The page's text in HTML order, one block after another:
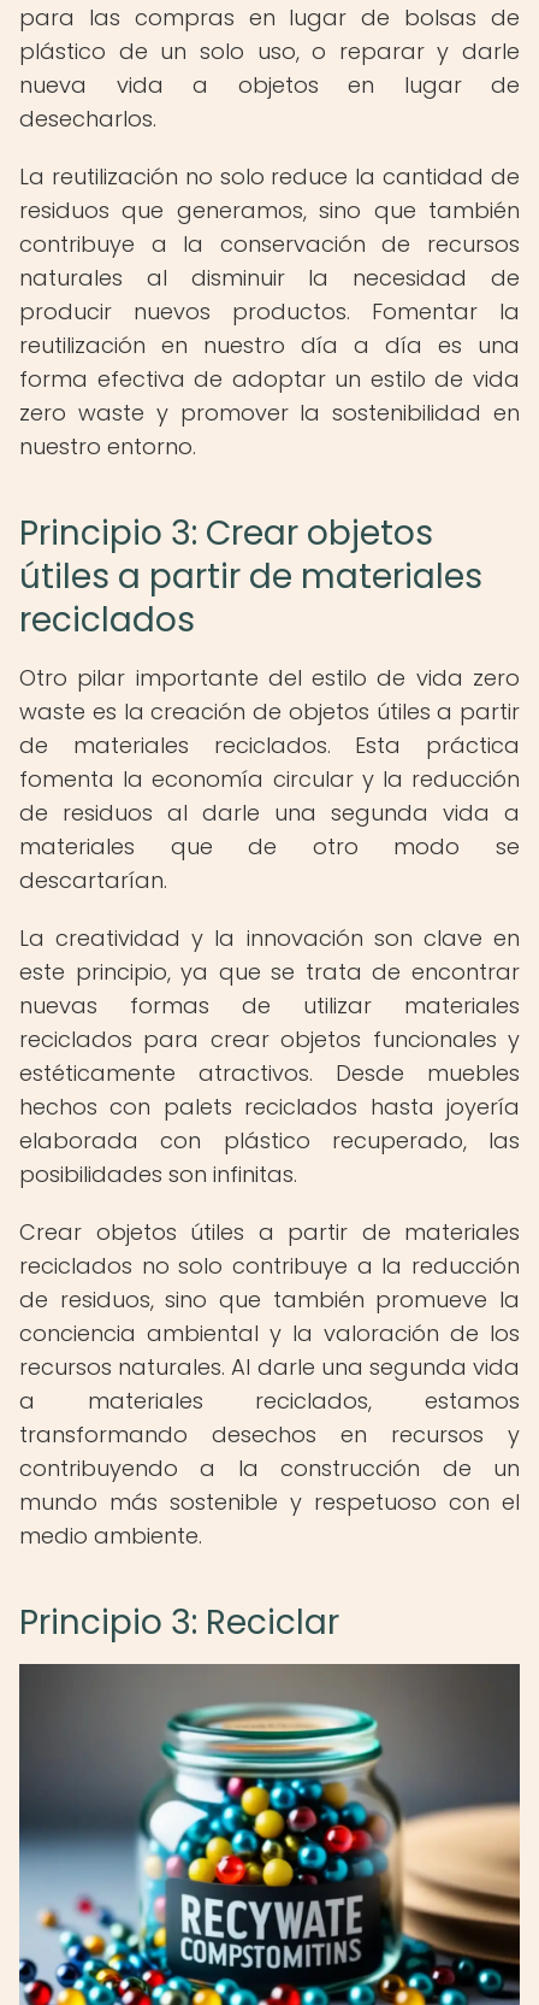
para las compras en lugar de bolsas de
plástico de un solo uso, o reparar y darle
nueva vida a objetos en lugar de
desecharlos.
La reutilización no solo reduce la cantidad de
residuos que generamos, sino que también
contribuye a la conservación de recursos
naturales al disminuir la necesidad de
producir nuevos productos. Fomentar la
reutilización en nuestro día a día es una
forma efectiva de adoptar un estilo de vida
zero waste y promover la sostenibilidad en
nuestro entorno.
Principio 3: Crear objetos
útiles a partir de materiales
reciclados
Otro pilar importante del estilo de vida zero
waste es la creación de objetos útiles a partir
de materiales reciclados. Esta práctica
fomenta la economía circular y la reducción
de residuos al darle una segunda vida a
materiales que de otro modo se
descartarían.
La creatividad y la innovación son clave en
este principio, ya que se trata de encontrar
nuevas formas de utilizar materiales
reciclados para crear objetos funcionales y
estéticamente atractivos. Desde muebles
hechos con palets reciclados hasta joyería
elaborada con plástico recuperado, las
posibilidades son infinitas.
Crear objetos útiles a partir de materiales
reciclados no solo contribuye a la reducción
de residuos, sino que también promueve la
conciencia ambiental y la valoración de los
recursos naturales. Al darle una segunda vida
a materiales reciclados, estamos
transformando desechos en recursos y
contribuyendo a la construcción de un
mundo más sostenible y respetuoso con el
medio ambiente.
Principio 3: Reciclar